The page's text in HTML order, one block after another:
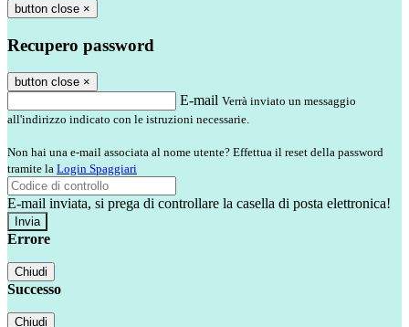
button close ×
Recupero password
button close ×
E-mail Verrà inviato un messaggio
all'indirizzo indicato con le istruzioni necessarie.
Non hai una e-mail associata al nome utente? Effettua il reset della password
tramite la Login Spaggiari
E-mail inviata, si prega di controllare la casella di posta elettronica!
Errore
Chiudi
Successo
Chiudi